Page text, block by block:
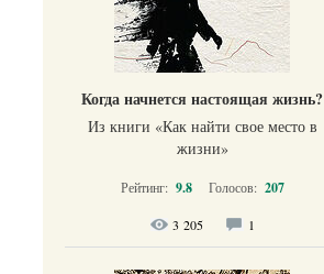
Когда начнется настоящая жизнь?
Из книги «Как найти свое место в
жизни​»
Рейтинг: 9.8 Голосов: 207
3 205 1